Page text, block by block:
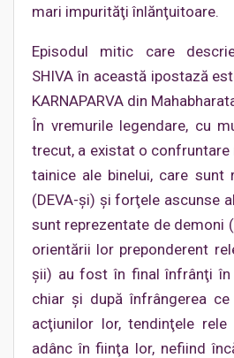
mari impurităţi înlănţuitoare.
Episodul mitic care
SHIVA în această ipostază
KARNAPARVA din
În vremurile legendare, cu
trecut, a existat o
tainice ale binelui, care sunt
(DEVA-şi) şi forţele ascunse
sunt reprezentate de demoni
orientării lor preponderent
şii) au fost în final înfrânţi în
chiar şi după înfrângerea
acţiunilor lor, tendinţele
adânc în fiinţa lor, nefiind